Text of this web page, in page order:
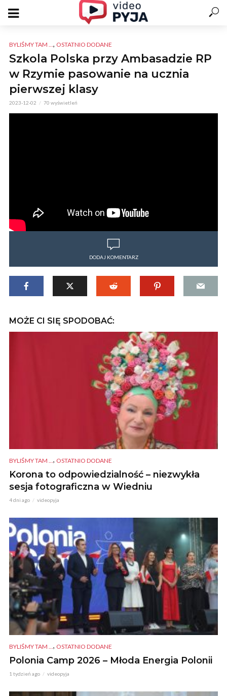
BYLIŚMY TAM ..., OSTATNIO DODANE
Szkola Polska przy Ambasadzie RP
w Rzymie pasowanie na ucznia
pierwszej klasy
2023-12-02 70 wyświetleń
DODAJ KOMENTARZ
MOŻE CI SIĘ SPODOBAĆ:
BYLIŚMY TAM ... , OSTATNIO DODANE
Korona to odpowiedzialność – niezwykła
sesja fotograficzna w Wiedniu
4 dni ago videopyja
BYLIŚMY TAM ... , OSTATNIO DODANE
Polonia Camp 2026 – Młoda Energia Polonii
1 tydzień ago videopyja